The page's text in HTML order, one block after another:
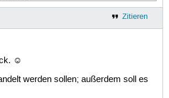
Zitieren
☺
werden sollen; außerdem soll es